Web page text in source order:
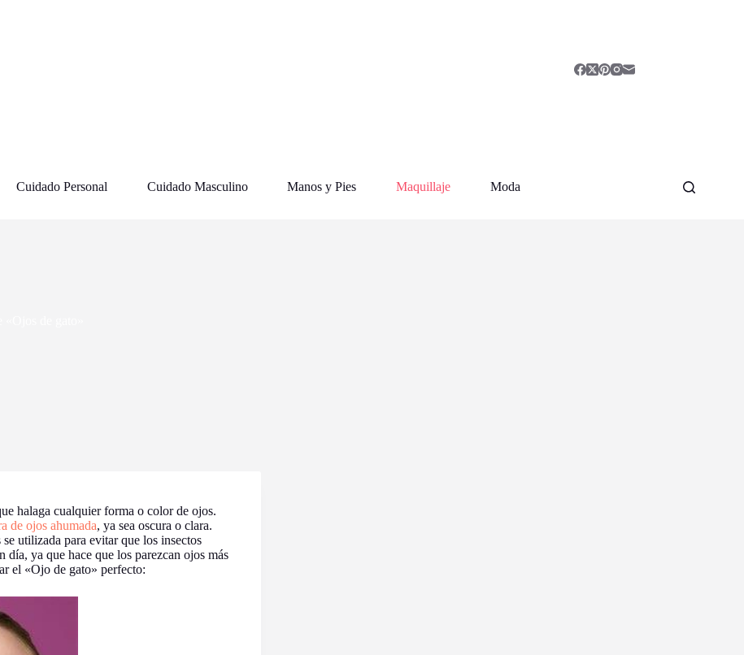
Cuidado Personal Cuidado Masculino Manos y Pies Maquillaje Moda
halaga cualquier forma o color de ojos.
de ojos ahumada, ya sea oscura o clara.
utilizada para evitar que los insectos
ya que hace que los parezcan ojos más
el «Ojo de gato» perfecto: